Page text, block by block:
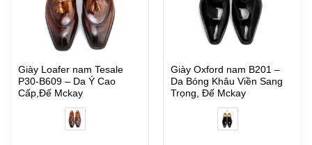
Giày Loafer nam Tesale
P30‑B609 – Da Ý Cao
Cấp,Đế Mckay
Giày Oxford nam B201 –
Da Bóng Khâu Viền Sang
Trọng, Đế Mckay